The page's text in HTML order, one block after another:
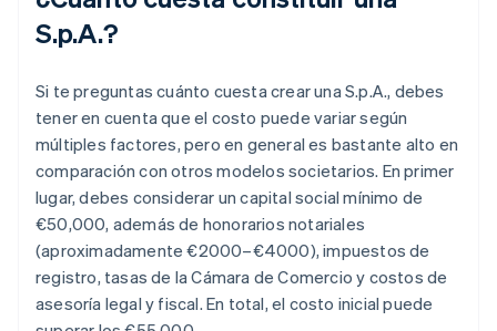
S.p.A.?
Si te preguntas cuánto cuesta crear una S.p.A., debes
tener en cuenta que el costo puede variar según
múltiples factores, pero en general es bastante alto en
comparación con otros modelos societarios. En primer
lugar, debes considerar un capital social mínimo de
€50,000, además de honorarios notariales
(aproximadamente €2000–€4000), impuestos de
registro, tasas de la Cámara de Comercio y costos de
asesoría legal y fiscal. En total, el costo inicial puede